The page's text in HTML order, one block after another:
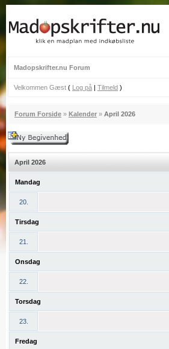
Madopskrifter.nu Forum
Velkommen Gæst ( Log på | Tilmeld )
Forum Forside » Kalender » April 2026
April 2026
Mandag
20.
Tirsdag
21.
Onsdag
22.
Torsdag
23.
Fredag